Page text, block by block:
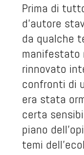
Prima di
d’autore
da qualche
manifestato
rinnovato
confronti di
era stata
certa
piano
temi